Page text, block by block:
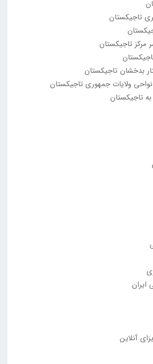
تاجیکستان
مرکز تاجیکستان
بدخشان تاجیکستان
ولایات جمهوری تاجیکستان
تاجیکستان
ایران
آنلاین